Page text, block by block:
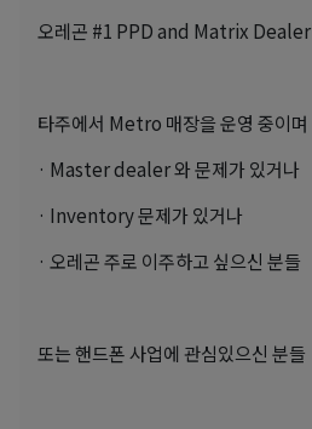
오레곤 #1 PPD and Matrix Dealer
타주에서 Metro 매장을 운영 중이며
· Master dealer 와 문제가 있거나
· Inventory 문제가 있거나
· 오레곤 주로 이주하고 싶으신 분들
또는 핸드폰 사업에 관심있으신 분들